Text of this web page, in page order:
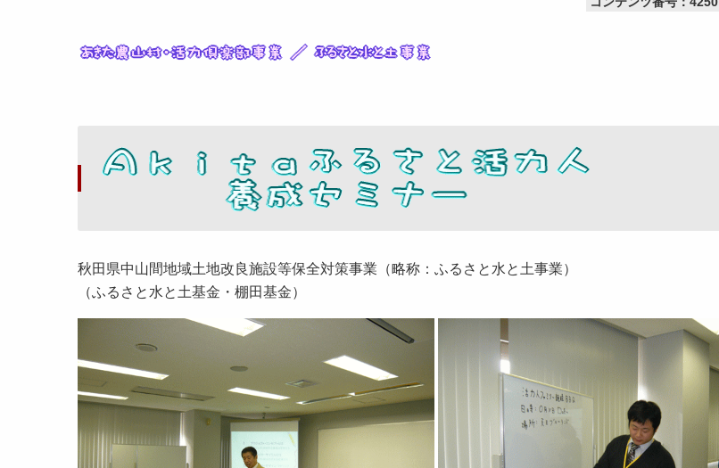
秋田県中山間地域土地改良施設等保全対策事業（略称：ふるさと水と土事業）
（ふるさと水と土基金・棚田基金）